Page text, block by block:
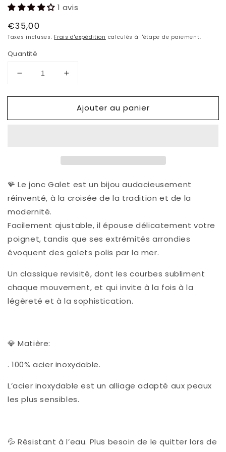
1 avis
Prix
habituel
€35,00
Taxes incluses. Frais d'expédition calculés à l'étape de paiement.
Quantité
Réduire
quantité
Bracelet
Augmenter
quantité
Bracelet
Ajouter au panier
🪸Le jonc Galet est un bijou audacieusement
réinventé, à la croisée de la tradition et de la
modernité.
Facilement ajustable, il épouse délicatement votre
poignet, tandis que ses extrémités arrondies
évoquent des galets polis par la mer.
Un classique revisité, dont les courbes subliment
chaque mouvement, et qui invite à la fois à la
légèreté et à la sophistication.
💎 Matière:
. 100% acier inoxydable.
L’acier inoxydable est un alliage adapté aux peaux
les plus sensibles.
💦 Résistant à l’eau. Plus besoin de le quitter lors de